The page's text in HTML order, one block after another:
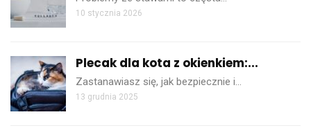
10 stycznia 2026
Plecak dla kota z okienkiem:...
Zastanawiasz się, jak bezpiecznie i…
13 grudnia 2025